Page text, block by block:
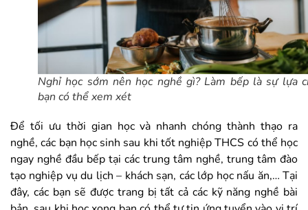
Nghỉ học sớm nên học nghề gì? Làm bếp là sự lựa
bạn có thể xem xét
Để tối ưu thời gian học và nhanh chóng thành thạo ra
nghề, các bạn học sinh sau khi tốt nghiệp THCS có thể học
ngay nghề đầu bếp tại các trung tâm nghề, trung tâm đào
tạo nghiệp vụ du lịch – khách sạn, các lớp học nấu ăn,… Tại
đây, các bạn sẽ được trang bị tất cả các kỹ năng nghề bài